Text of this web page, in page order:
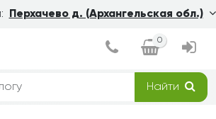
Перхачево д. (Архангельская обл.)
0
Найти